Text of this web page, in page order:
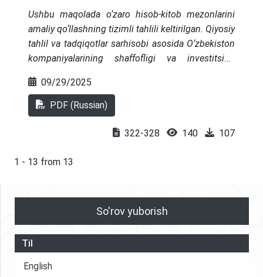
Ushbu maqolada o‘zaro hisob-kitob mezonlarini
amaliy qo‘llashning tizimli tahlili keltirilgan. Qiyosiy
tahlil va tadqiqotlar sarhisobi asosida O‘zbekiston
kompaniyalarining shaffofligi va investitsion
uyg‘unlashtirish, moliyaviy hisobotning
shaffofligini oshirish bo‘yicha asosiy xulosa va
tavsiyalar berilgan.
09/29/2025
PDF (Russian)
322-328 140 107
1 - 13 from 13
So'rov yuborish
Til
English